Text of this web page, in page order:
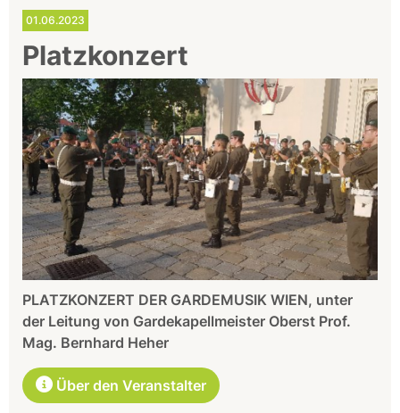
01.06.2023
Platzkonzert
PLATZKONZERT DER GARDEMUSIK WIEN, unter
der Leitung von Gardekapellmeister Oberst Prof.
Mag. Bernhard Heher
Über den Veranstalter